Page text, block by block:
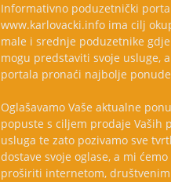
Informativno poduzetnički
www.karlovacki.info ima cilj
male i srednje poduzetnike
mogu predstaviti svoje usluge,
portala pronaći najbolje
Oglašavamo Vaše aktualne
popuste s ciljem prodaje Vaših
usluga te zato pozivamo sve
dostave svoje oglase, a mi
proširiti internetom,